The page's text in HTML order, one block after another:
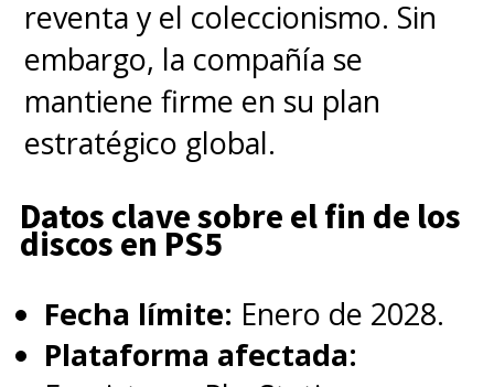
reclamar estos juegos?
oferta finaliza el lunes 3 de
agosto de 2026.
reventa y el coleccionismo. Sin
embargo, la compañía se
mantiene firme en su plan
estratégico global.
Datos clave sobre el fin de los
discos en PS5
Fecha límite: Enero de 2028.
Plataforma afectada: